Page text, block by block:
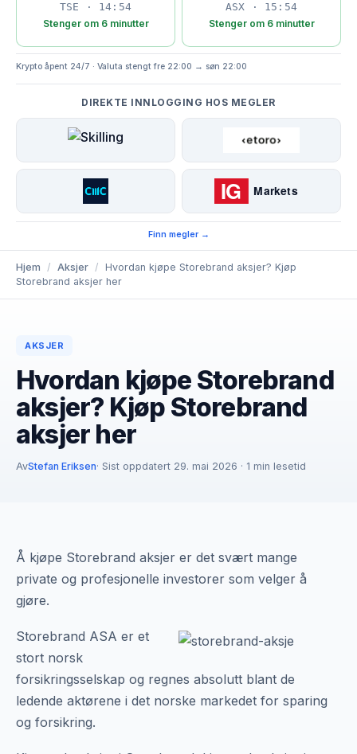
TSE · 14:54
Stenger om 6 minutter
ASX · 15:54
Stenger om 6 minutter
Krypto åpent 24/7 · Valuta stengt fre 22:00 → søn 22:00
DIREKTE INNLOGGING HOS MEGLER
Finn megler →
Hjem / Aksjer /
Hvordan kjøpe Storebrand aksjer? Kjøp
Storebrand aksjer her
AKSJER
Hvordan kjøpe Storebrand
aksjer? Kjøp Storebrand
aksjer her
AvStefan Eriksen· Sist oppdatert 29. mai 2026 · 1 min lesetid
Å kjøpe Storebrand aksjer er det svært mange
private og profesjonelle investorer som velger å
gjøre.
Storebrand ASA er et
stort norsk
forsikringsselskap og regnes absolutt blant de
ledende aktørene i det norske markedet for sparing
og forsikring.